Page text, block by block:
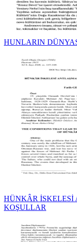
HUNLARIN
HÜNKÂR
KOŞULLAR